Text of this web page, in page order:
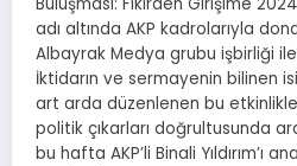
adı altında AKP kadrolarıyla
Albayrak Medya grubu işbirliği
İktidarın ve sermayenin bilinen
art arda düzenlenen bu
politik çıkarları doğrultusunda
bu hafta AKP’li Binali Yıldırım’ı